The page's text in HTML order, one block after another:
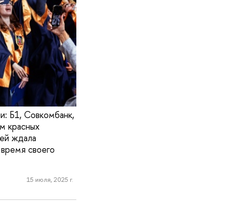
Б1, Совкомбанк,
красных
ждала
своего
15 июля, 2025 г.